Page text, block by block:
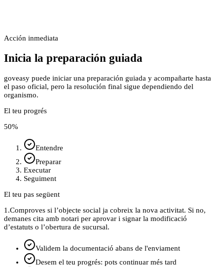
Acción inmediata
Inicia la preparación guiada
goveasy puede iniciar una preparación guiada y acompañarte hasta
el paso oficial, pero la resolución final sigue dependiendo del
organismo.
El teu progrés
50%
Entendre
Preparar
Executar
Seguiment
El teu pas següent
1.Comproves si l’objecte social ja cobreix la nova activitat. Si no,
demanes cita amb notari per aprovar i signar la modificació
d’estatuts o l’obertura de sucursal.
Validem la documentació abans de l'enviament
Desem el teu progrés: pots continuar més tard